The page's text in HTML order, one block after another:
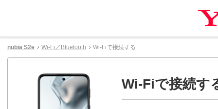
nubia S2e Wi-Fi／Bluetooth Wi-Fiで接続する
Wi-Fiで接続す